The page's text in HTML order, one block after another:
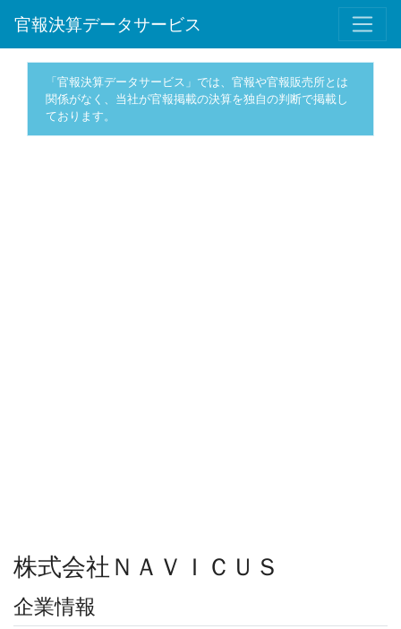
官報決算データサービス
「官報決算データサービス」では、官報や官報販売所とは
関係がなく、当社が官報掲載の決算を独自の判断で掲載し
ております。
株式会社ＮＡＶＩＣＵＳ
企業情報